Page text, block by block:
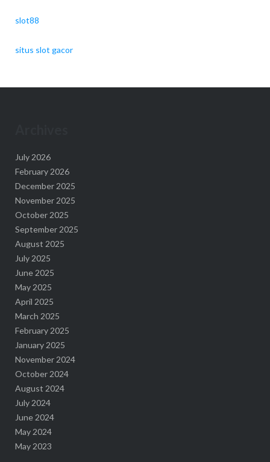
slot88
situs slot gacor
July 2026
February 2026
December 2025
November 2025
October 2025
September 2025
August 2025
July 2025
June 2025
May 2025
April 2025
March 2025
February 2025
January 2025
November 2024
October 2024
August 2024
July 2024
June 2024
May 2024
May 2023